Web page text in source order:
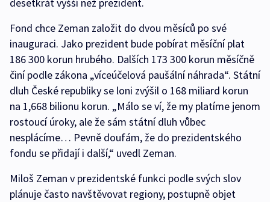
desetkrát vyšší než prezident.
Fond chce Zeman založit do dvou měsíců po své
inauguraci. Jako prezident bude pobírat měsíční plat
186 300 korun hrubého. Dalších 173 300 korun měsíčně
činí podle zákona „víceúčelová paušální náhrada“. Státní
dluh České republiky se loni zvýšil o 168 miliard korun
na 1,668 bilionu korun. „Málo se ví, že my platíme jenom
rostoucí úroky, ale že sám státní dluh vůbec
nesplácíme… Pevně doufám, že do prezidentského
fondu se přidají i další,“ uvedl Zeman.
Miloš Zeman v prezidentské funkci podle svých slov
plánuje často navštěvovat regiony, postupně objet